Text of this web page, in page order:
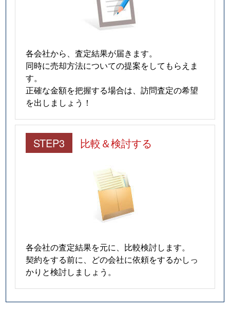
各会社から、査定結果が届きます。
同時に売却方法についての提案をしてもらえま
す。
正確な金額を把握する場合は、訪問査定の希望
を出しましょう！
STEP3 比較＆検討する
各会社の査定結果を元に、比較検討します。
契約をする前に、どの会社に依頼をするかしっ
かりと検討しましょう。